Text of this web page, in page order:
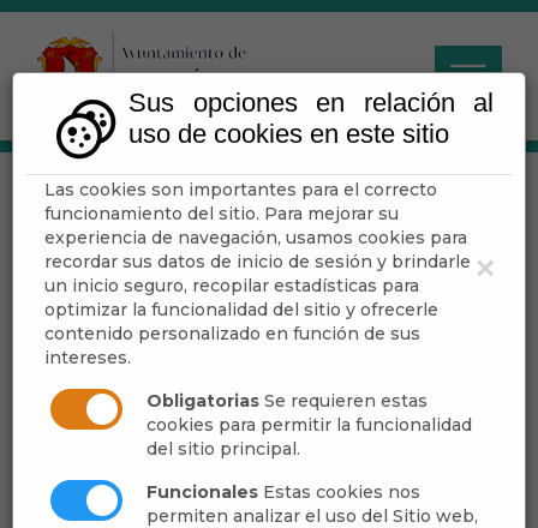
×
Sus opciones en relación al
uso de cookies en este sitio
Las cookies son importantes para el correcto
funcionamiento del sitio. Para mejorar su
experiencia de navegación, usamos cookies para
recordar sus datos de inicio de sesión y brindarle
un inicio seguro, recopilar estadísticas para
optimizar la funcionalidad del sitio y ofrecerle
contenido personalizado en función de sus
intereses.
Obligatorias Se requieren estas
cookies para permitir la funcionalidad
del sitio principal.
Funcionales Estas cookies nos
permiten analizar el uso del Sitio web,
REUNION COTO DE
CAZA
Escuchar